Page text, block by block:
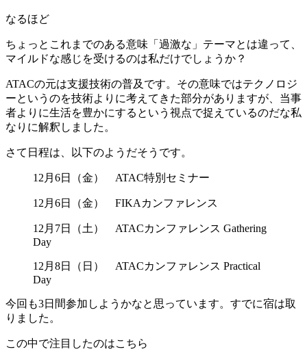
なるほど
ちょっとこれまでのある意味「過激な」テーマとは違って、
マイルドな感じを受けるのは私だけでしょうか？
ATACの元は支援技術の普及です。その意味ではテクノロジ
ーというのを技術よりに考えてきた部分がありますが、当事
者よりに生活を豊かにするという視点で捉えているのだな私
なりに解釈しました。
さて日程は、以下のようだそうです。
12月6日（金） ATAC特別セミナー
12月6日（金） FIKAカンファレンス
12月7日（土） ATACカンファレンス Gathering
Day
12月8日（日） ATACカンファレンス Practical
Day
今回も3日間参加しようかなと思っています。すでに宿は取
りました。
この中で注目したのはこちら